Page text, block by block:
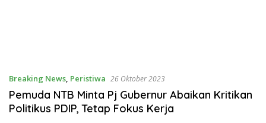
Breaking News, Peristiwa 26 Oktober 2023
Pemuda NTB Minta Pj Gubernur Abaikan Kritikan
Politikus PDIP, Tetap Fokus Kerja